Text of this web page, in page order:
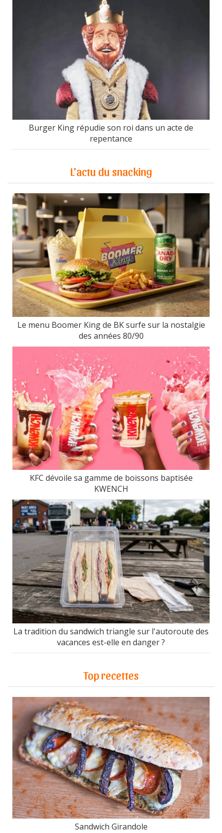
Burger King répudie son roi dans un acte de
repentance
L'actu du snacking
Le menu Boomer King de BK surfe sur la nostalgie
des années 80/90
KFC dévoile sa gamme de boissons baptisée
KWENCH
La tradition du sandwich triangle sur l'autoroute des
vacances est-elle en danger ?
Top recettes
Sandwich Girandole